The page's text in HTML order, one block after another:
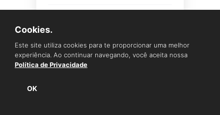
Cookies.
Este site utiliza cookies para te proporcionar uma melhor
experiência. Ao continuar navegando, você aceita nossa
Política de Privacidade
OK